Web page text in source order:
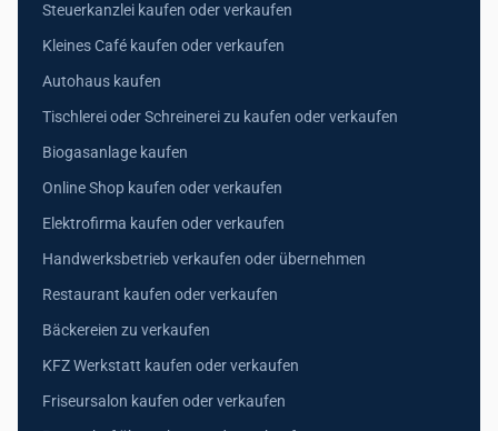
Steuerkanzlei kaufen oder verkaufen
Kleines Café kaufen oder verkaufen
Autohaus kaufen
Tischlerei oder Schreinerei zu kaufen oder verkaufen
Biogasanlage kaufen
Online Shop kaufen oder verkaufen
Elektrofirma kaufen oder verkaufen
Handwerksbetrieb verkaufen oder übernehmen
Restaurant kaufen oder verkaufen
Bäckereien zu verkaufen
KFZ Werkstatt kaufen oder verkaufen
Friseursalon kaufen oder verkaufen